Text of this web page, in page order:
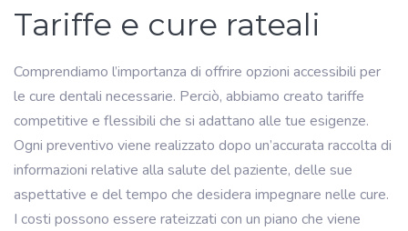
Tariffe e cure rateali
Comprendiamo l’importanza di offrire opzioni accessibili per
le cure dentali necessarie. Perciò, abbiamo creato tariffe
competitive e flessibili che si adattano alle tue esigenze.
Ogni preventivo viene realizzato dopo un’accurata raccolta di
informazioni relative alla salute del paziente, delle sue
aspettative e del tempo che desidera impegnare nelle cure.
I costi possono essere rateizzati con un piano che viene